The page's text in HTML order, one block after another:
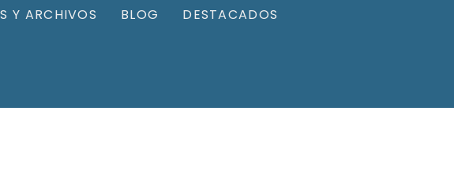
Y ARCHIVOS BLOG DESTACADOS